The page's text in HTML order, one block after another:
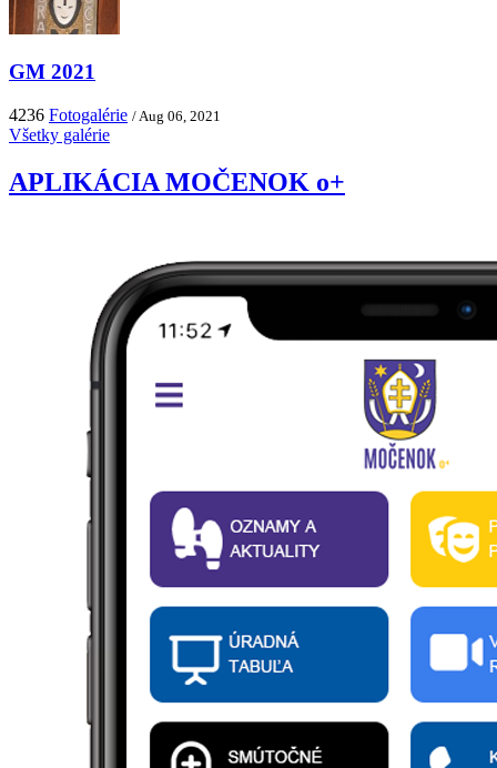
GM 2021
4236 Fotogalérie / Aug 06, 2021
Všetky galérie
APLIKÁCIA MOČENOK o+